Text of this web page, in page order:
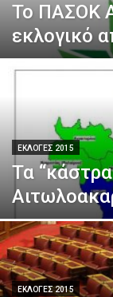
Το ΠΑΣΟΚ
εκλογικό
ΕΚΛΟΓΈΣ 2015
Τα
ΕΚΛΟΓΈΣ 2015